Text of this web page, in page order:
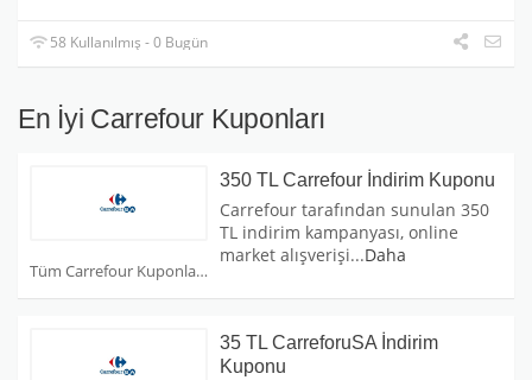
58 Kullanılmış - 0 Bugün
En İyi Carrefour Kuponları
Tüm Carrefour Kuponları
350 TL Carrefour İndirim Kuponu
Carrefour tarafından sunulan 350
TL indirim kampanyası, online
market alışverişi...Daha
35 TL CarreforuSA İndirim
Kuponu